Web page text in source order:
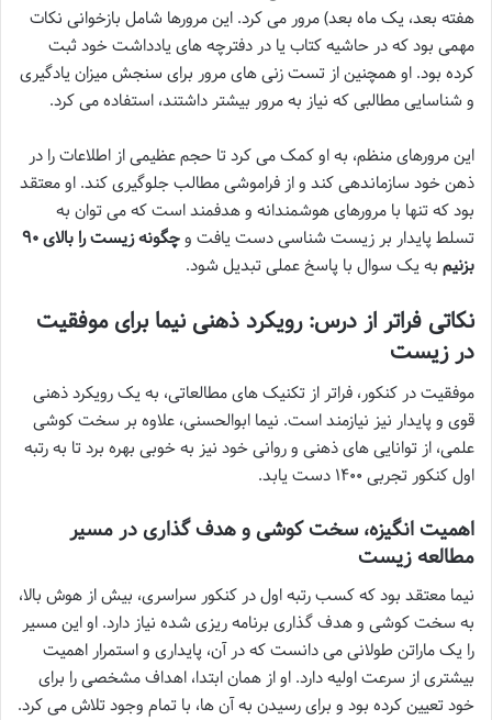
هفته بعد، یک ماه بعد) مرور می کرد. این مرورها شامل بازخوانی نکات
مهمی بود که در حاشیه کتاب یا در دفترچه های یادداشت خود ثبت
کرده بود. او همچنین از تست زنی های مرور برای سنجش میزان یادگیری
و شناسایی مطالبی که نیاز به مرور بیشتر داشتند، استفاده می کرد.
این مرورهای منظم، به او کمک می کرد تا حجم عظیمی از اطلاعات را در
ذهن خود سازماندهی کند و از فراموشی مطالب جلوگیری کند. او معتقد
بود که تنها با مرورهای هوشمندانه و هدفمند است که می توان به
تسلط پایدار بر زیست شناسی دست یافت و
چگونه زیست را بالای ۹۰
بزنیم به یک سوال با پاسخ عملی تبدیل شود.
نکاتی فراتر از درس: رویکرد ذهنی نیما برای موفقیت
در زیست
موفقیت در کنکور، فراتر از تکنیک های مطالعاتی، به یک رویکرد ذهنی
قوی و پایدار نیز نیازمند است. نیما ابوالحسنی، علاوه بر سخت کوشی
علمی، از توانایی های ذهنی و روانی خود نیز به خوبی بهره برد تا به رتبه
اول کنکور تجربی ۱۴۰۰ دست یابد.
اهمیت انگیزه، سخت کوشی و هدف گذاری در مسیر
مطالعه زیست
نیما معتقد بود که کسب رتبه اول در کنکور سراسری، بیش از هوش بالا،
به سخت کوشی و هدف گذاری برنامه ریزی شده نیاز دارد. او این مسیر
را یک ماراتن طولانی می دانست که در آن، پایداری و استمرار اهمیت
بیشتری از سرعت اولیه دارد. او از همان ابتدا، اهداف مشخصی را برای
خود تعیین کرده بود و برای رسیدن به آن ها، با تمام وجود تلاش می کرد.